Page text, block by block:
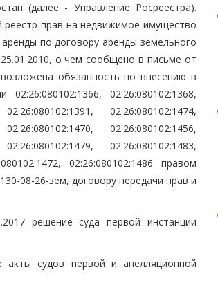
(далее - Управление Росреестра).
реестр прав на недвижимое имущество
по договору аренды земельного
о чем сообщено в письме от
обязанность по внесению в
02:26:080102:1368,
02:26:080102:1474,
02:26:080102:1456,
02:26:080102:1483,
02:26:080102:1486 правом
08-26-зем, договору передачи прав и
решение суда первой инстанции
акты судов первой и апелляционной